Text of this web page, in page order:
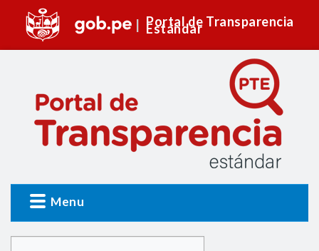
Portal de Transparencia
Estándar
Menu